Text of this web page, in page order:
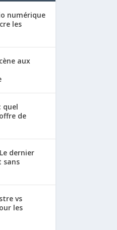
numérique
les
aux
quel
de
dernier
sans
vs
les